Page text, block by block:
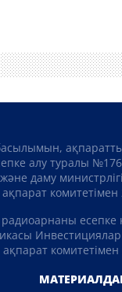
алу туралы
даму
ақпарат
есепке